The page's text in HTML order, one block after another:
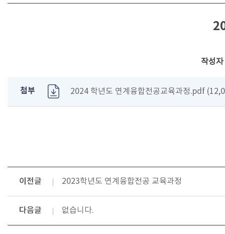
작성자
첨부 2024 학년도 연계융합전공교육과정.pdf
이전글 2023학년도 연계융합전공 교육과정
다음글 없습니다.